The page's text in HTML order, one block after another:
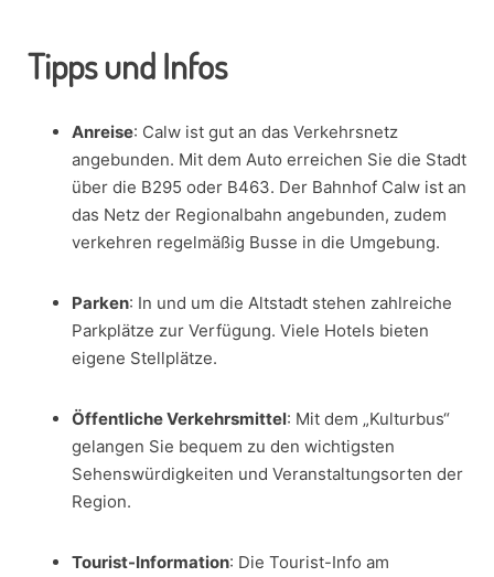
Tipps und Infos
Anreise: Calw ist gut an das Verkehrsnetz
angebunden. Mit dem Auto erreichen Sie die Stadt
über die B295 oder B463. Der Bahnhof Calw ist an
das Netz der Regionalbahn angebunden, zudem
verkehren regelmäßig Busse in die Umgebung.
Parken: In und um die Altstadt stehen zahlreiche
Parkplätze zur Verfügung. Viele Hotels bieten
eigene Stellplätze.
Öffentliche Verkehrsmittel: Mit dem „Kulturbus“
gelangen Sie bequem zu den wichtigsten
Sehenswürdigkeiten und Veranstaltungsorten der
Region.
Tourist-Information: Die Tourist-Info am